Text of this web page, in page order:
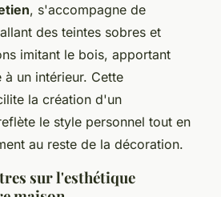
, s'accompagne de
des teintes sobres et
imitant le bois, apportant
un intérieur. Cette
la création d'un
le style personnel tout en
au reste de la décoration.
sur l'esthétique